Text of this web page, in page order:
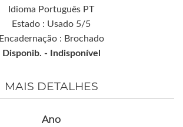
Idioma Português PT
Estado : Usado 5/5
Encadernação : Brochado
Disponib. -
Indisponível
MAIS DETALHES
Ano